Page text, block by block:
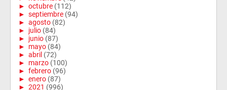
► octubre (112)
► septiembre (94)
► agosto (82)
► julio (84)
► junio (87)
► mayo (84)
► abril (72)
► marzo (100)
► febrero (96)
► enero (87)
► 2021 (996)